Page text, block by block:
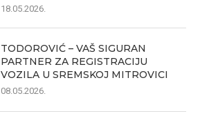
18.05.2026.
TODOROVIĆ – VAŠ SIGURAN
PARTNER ZA REGISTRACIJU
VOZILA U SREMSKOJ MITROVICI
08.05.2026.